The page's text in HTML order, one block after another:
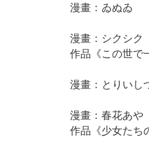
漫畫：ゐぬゐ
漫畫：シクシク
作品《この世で
漫畫：とりいし
漫畫：春花あや
作品《少女たち